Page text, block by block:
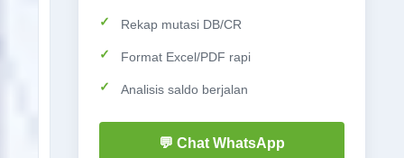
Rekap mutasi DB/CR
Format Excel/PDF rapi
Analisis saldo berjalan
💬 Chat WhatsApp